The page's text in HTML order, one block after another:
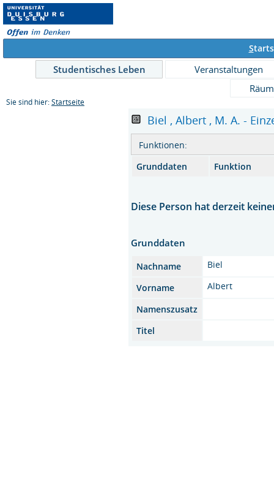
S
Studentisches Leben
Veranstaltungen
Sie sind hier: Startseite
Biel , Albert , M. A. -
Funktionen:
Grunddaten
Funktion
Diese Person hat derzeit
Grunddaten
Nachname
Biel
Vorname
Albert
Namenszusatz
Titel